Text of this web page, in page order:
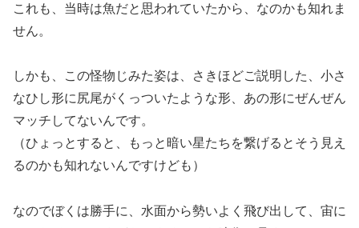
これも、当時は魚だと思われていたから、なのかも知れま
せん。
しかも、この怪物じみた姿は、さきほどご説明した、小さ
なひし形に尻尾がくっついたような形、あの形にぜんぜん
マッチしてないんです。
（ひょっとすると、もっと暗い星たちを繋げるとそう見え
るのかも知れないんですけども）
なのでぼくは勝手に、水面から勢いよく飛び出して、宙に